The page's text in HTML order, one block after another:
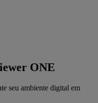
ONE
seu ambiente digital em